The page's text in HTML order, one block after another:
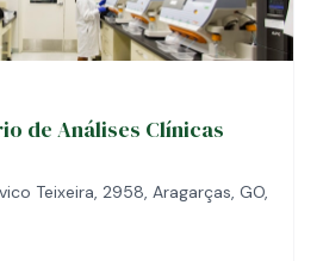
de Análises Clínicas
Teixeira, 2958, Aragarças, GO,